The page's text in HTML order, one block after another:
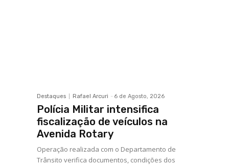
Destaques Rafael Arcuri - 6 de Agosto, 2026
Polícia Militar intensifica
fiscalização de veículos na
Avenida Rotary
Operação realizada com o Departamento de
Trânsito verifica documentos, condições dos